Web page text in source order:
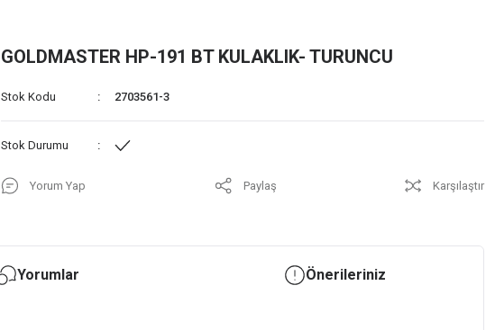
GOLDMASTER HP-191 BT KULAKLIK- TURUNCU
Stok Kodu 2703561-3
Stok Durumu
Yorum Yap Paylaş Karşılaştır
Yorumlar Önerileriniz